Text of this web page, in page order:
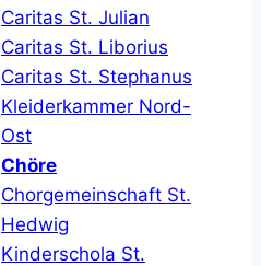
Caritas St. Julian
Caritas St. Liborius
Caritas St. Stephanus
Kleiderkammer Nord-
Ost
Chöre
Chorgemeinschaft St.
Hedwig
Kinderschola St.